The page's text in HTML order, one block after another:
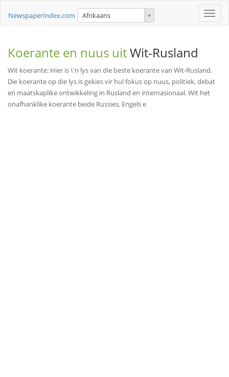
Toggle
NewspaperIndex.com Afrikaans
Koerante en nuus uitWit-Rusland
Wit koerante: Hier is \'n lys van die beste koerante van Wit-Rusland.
Die koerante op die lys is gekies vir hul fokus op nuus, politiek, debat
en maatskaplike ontwikkeling in Rusland en internasionaal. Wit het
onafhanklike koerante beide Russies, Engels e